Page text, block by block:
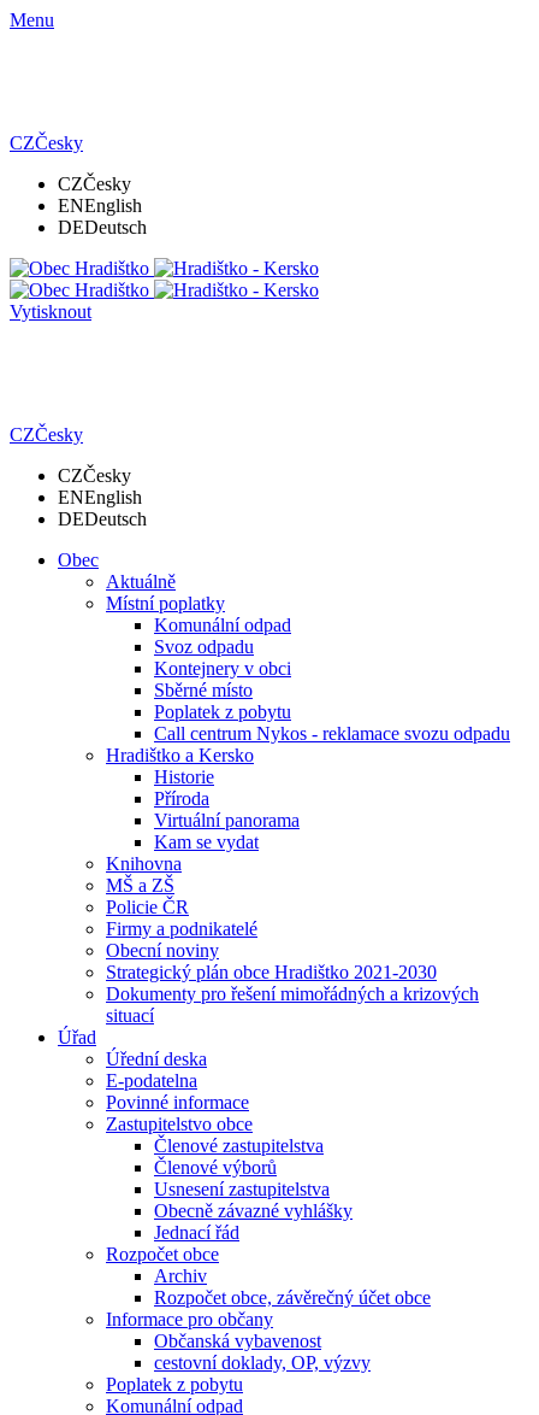
Menu
CZČesky
CZČesky
ENEnglish
DEDeutsch
Vytisknout
CZČesky
CZČesky
ENEnglish
DEDeutsch
Obec
Aktuálně
Místní poplatky
Komunální odpad
Svoz odpadu
Kontejnery v obci
Sběrné místo
Poplatek z pobytu
Call centrum Nykos - reklamace svozu odpadu
Hradištko a Kersko
Historie
Příroda
Virtuální panorama
Kam se vydat
Knihovna
MŠ a ZŠ
Policie ČR
Firmy a podnikatelé
Obecní noviny
Strategický plán obce Hradištko 2021-2030
Dokumenty pro řešení mimořádných a krizových
situací
Úřad
Úřední deska
E-podatelna
Povinné informace
Zastupitelstvo obce
Členové zastupitelstva
Členové výborů
Usnesení zastupitelstva
Obecně závazné vyhlášky
Jednací řád
Rozpočet obce
Archiv
Rozpočet obce, závěrečný účet obce
Informace pro občany
Občanská vybavenost
cestovní doklady, OP, výzvy
Poplatek z pobytu
Komunální odpad